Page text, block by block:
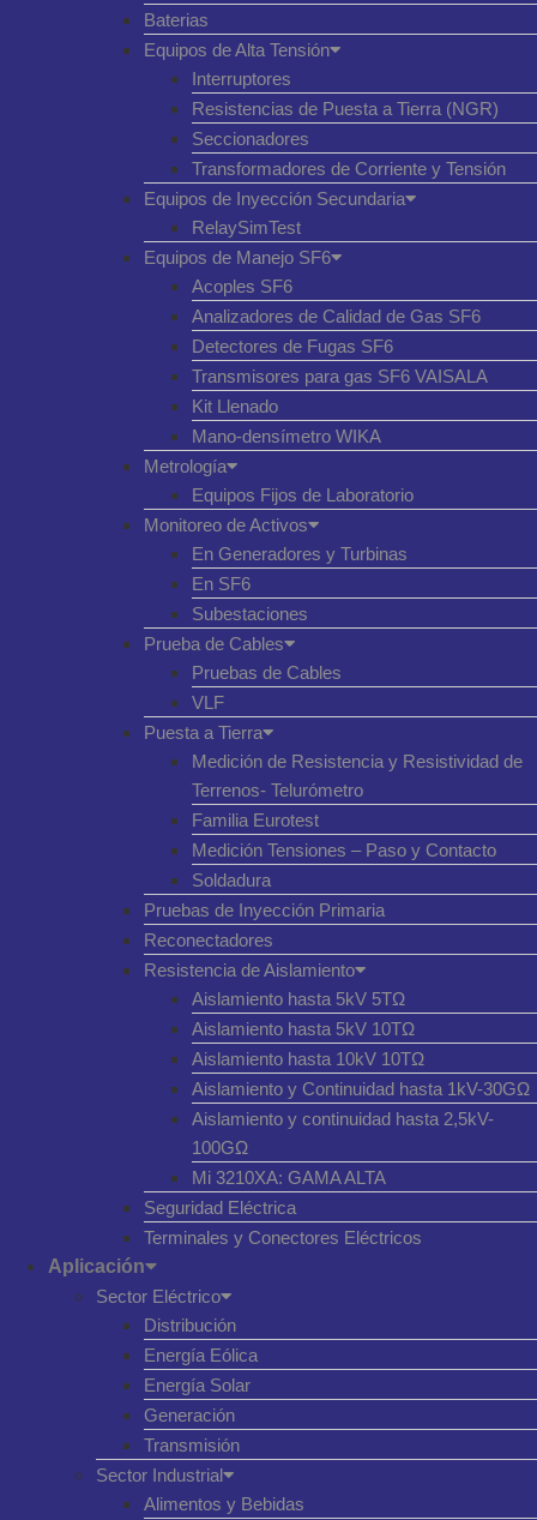
Baterias
Equipos de Alta Tensión
Interruptores
Resistencias de Puesta a Tierra (NGR)
Seccionadores
Transformadores de Corriente y Tensión
Equipos de Inyección Secundaria
RelaySimTest
Equipos de Manejo SF6
Acoples SF6
Analizadores de Calidad de Gas SF6
Detectores de Fugas SF6
Transmisores para gas SF6 VAISALA
Kit Llenado
Mano-densímetro WIKA
Metrología
Equipos Fijos de Laboratorio
Monitoreo de Activos
En Generadores y Turbinas
En SF6
Subestaciones
Prueba de Cables
Pruebas de Cables
VLF
Puesta a Tierra
Medición de Resistencia y Resistividad de
Terrenos- Telurómetro
Familia Eurotest
Medición Tensiones – Paso y Contacto
Soldadura
Pruebas de Inyección Primaria
Reconectadores
Resistencia de Aislamiento
Aislamiento hasta 5kV 5TΩ
Aislamiento hasta 5kV 10TΩ
Aislamiento hasta 10kV 10TΩ
Aislamiento y Continuidad hasta 1kV-30GΩ
Aislamiento y continuidad hasta 2,5kV-
100GΩ
Mi 3210XA: GAMA ALTA
Seguridad Eléctrica
Terminales y Conectores Eléctricos
Aplicación
Sector Eléctrico
Distribución
Energía Eólica
Energía Solar
Generación
Transmisión
Sector Industrial
Alimentos y Bebidas